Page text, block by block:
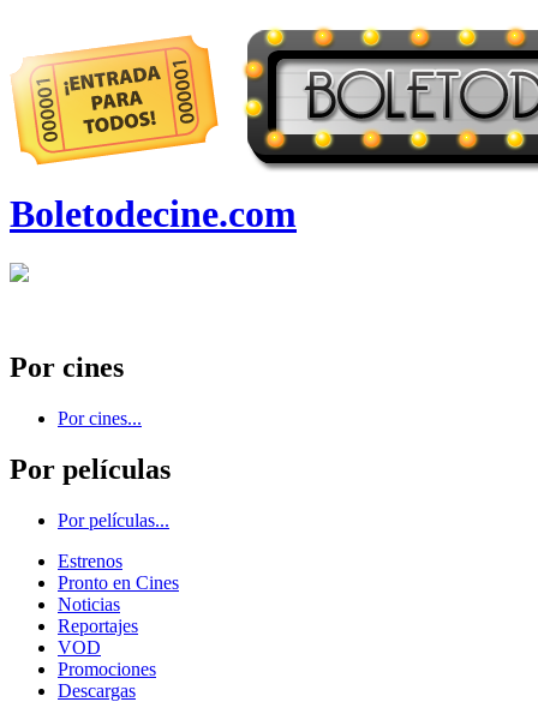
Boletodecine.com
Por cines
Por cines...
Por películas
Por películas...
Estrenos
Pronto en Cines
Noticias
Reportajes
VOD
Promociones
Descargas